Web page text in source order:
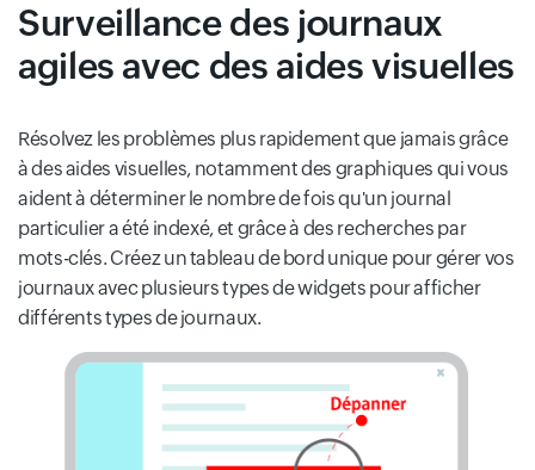
Surveillance des journaux
agiles avec des aides visuelles
Résolvez les problèmes plus rapidement que jamais grâce
à des aides visuelles, notamment des graphiques qui vous
aident à déterminer le nombre de fois qu'un journal
particulier a été indexé, et grâce à des recherches par
mots-clés. Créez un tableau de bord unique pour gérer vos
journaux avec plusieurs types de widgets pour afficher
différents types de journaux.